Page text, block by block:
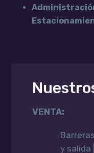
VENTA:
y salida